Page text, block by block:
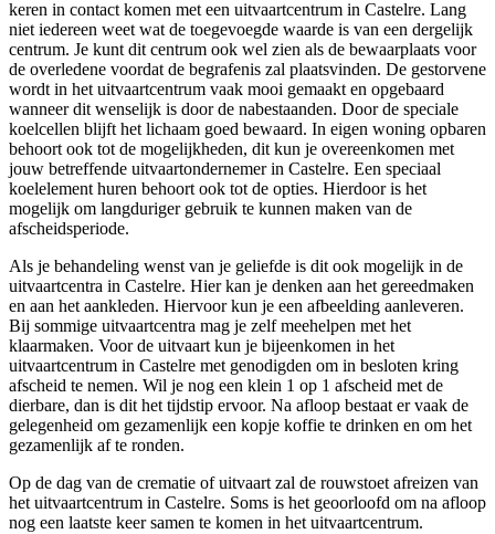
keren in contact komen met een uitvaartcentrum in Castelre. Lang
niet iedereen weet wat de toegevoegde waarde is van een dergelijk
centrum. Je kunt dit centrum ook wel zien als de bewaarplaats voor
de overledene voordat de begrafenis zal plaatsvinden. De gestorvene
wordt in het uitvaartcentrum vaak mooi gemaakt en opgebaard
wanneer dit wenselijk is door de nabestaanden. Door de speciale
koelcellen blijft het lichaam goed bewaard. In eigen woning opbaren
behoort ook tot de mogelijkheden, dit kun je overeenkomen met
jouw betreffende uitvaartondernemer in Castelre. Een speciaal
koelelement huren behoort ook tot de opties. Hierdoor is het
mogelijk om langduriger gebruik te kunnen maken van de
afscheidsperiode.
Als je behandeling wenst van je geliefde is dit ook mogelijk in de
uitvaartcentra in Castelre. Hier kan je denken aan het gereedmaken
en aan het aankleden. Hiervoor kun je een afbeelding aanleveren.
Bij sommige uitvaartcentra mag je zelf meehelpen met het
klaarmaken. Voor de uitvaart kun je bijeenkomen in het
uitvaartcentrum in Castelre met genodigden om in besloten kring
afscheid te nemen. Wil je nog een klein 1 op 1 afscheid met de
dierbare, dan is dit het tijdstip ervoor. Na afloop bestaat er vaak de
gelegenheid om gezamenlijk een kopje koffie te drinken en om het
gezamenlijk af te ronden.
Op de dag van de crematie of uitvaart zal de rouwstoet afreizen van
het uitvaartcentrum in Castelre. Soms is het geoorloofd om na afloop
nog een laatste keer samen te komen in het uitvaartcentrum.